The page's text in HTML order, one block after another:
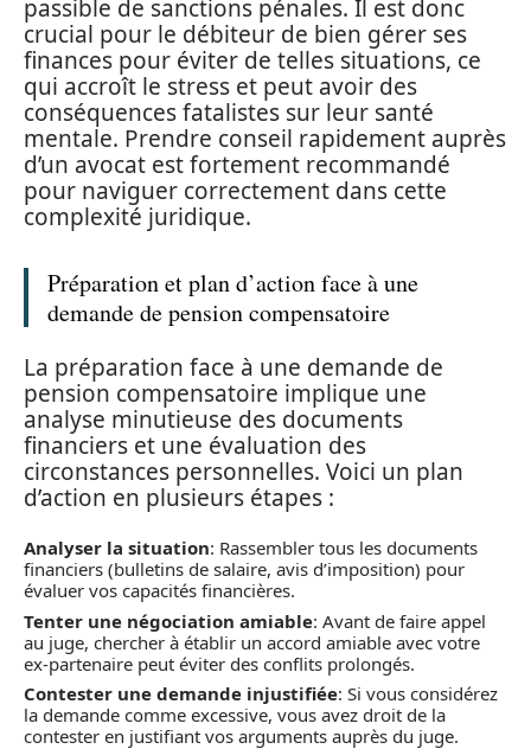
passible de sanctions pénales. Il est donc
crucial pour le débiteur de bien gérer ses
finances pour éviter de telles situations, ce
qui accroît le stress et peut avoir des
conséquences fatalistes sur leur santé
mentale. Prendre conseil rapidement auprès
d’un avocat est fortement recommandé
pour naviguer correctement dans cette
complexité juridique.
Préparation et plan d’action face à une
demande de pension compensatoire
La préparation face à une demande de
pension compensatoire implique une
analyse minutieuse des documents
financiers et une évaluation des
circonstances personnelles. Voici un plan
d’action en plusieurs étapes :
Analyser la situation: Rassembler tous les documents
financiers (bulletins de salaire, avis d’imposition) pour
évaluer vos capacités financières.
Tenter une négociation amiable: Avant de faire appel
au juge, chercher à établir un accord amiable avec votre
ex-partenaire peut éviter des conflits prolongés.
Contester une demande injustifiée: Si vous considérez
la demande comme excessive, vous avez droit de la
contester en justifiant vos arguments auprès du juge.